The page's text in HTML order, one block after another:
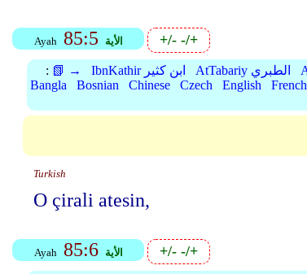
Ayah 85:5 الأية +/--/+
: 📗 → IbnKathir ابن كثير AtTabariy الطبري
Bangla
Bosnian Chinese Czech English French
Turkish
O çirali atesin,
Ayah 85:6 الأية +/--/+